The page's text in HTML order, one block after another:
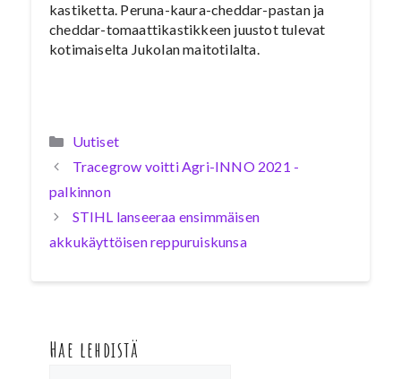
kastiketta. Peruna-kaura-cheddar-pastan ja
cheddar-tomaattikastikkeen juustot tulevat
kotimaiselta Jukolan maitotilalta.
Kategoriat
Uutiset
Tracegrow voitti Agri-INNO 2021 -
palkinnon
STIHL lanseeraa ensimmäisen
akkukäyttöisen reppuruiskunsa
Hae lehdistä